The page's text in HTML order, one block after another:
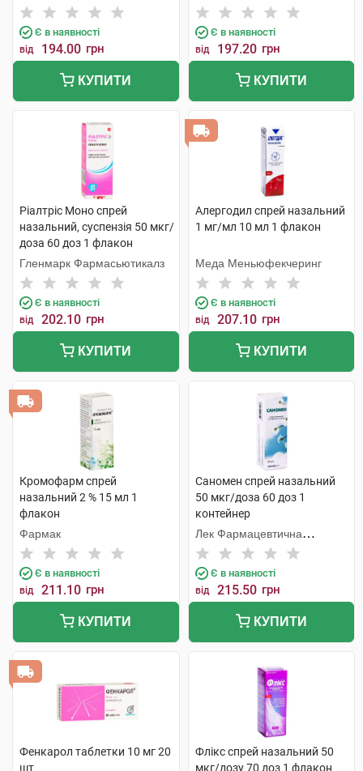
Є в наявності
від 194.00 грн
КУПИТИ
Є в наявності
від 197.20 грн
КУПИТИ
Ріалтріс Моно спрей
назальний, суспензія 50 мкг/
доза 60 доз 1 флакон
Гленмарк Фармасьютикалз
Є в наявності
від 202.10 грн
КУПИТИ
Алергодил спрей назальний
1 мг/мл 10 мл 1 флакон
Меда Меньюфекчеринг
Є в наявності
від 207.10 грн
КУПИТИ
Кромофарм спрей
назальний 2 % 15 мл 1
флакон
Фармак
Є в наявності
від 211.10 грн
КУПИТИ
Саномен спрей назальний
50 мкг/доза 60 доз 1
контейнер
Лек Фармацевтична
компанія
Є в наявності
від 215.50 грн
КУПИТИ
Фенкарол таблетки 10 мг 20
шт
Флікс спрей назальний 50
мкг/дозу 70 доз 1 флакон